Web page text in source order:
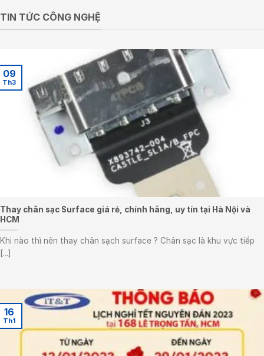
TIN TỨC CÔNG NGHỆ
Thay chân sạc Surface giá rẻ, chính hãng, uy tín tại Hà Nội và
HCM
Khi nào thì nên thay chân sạch surface ? Chân sạc là khu vực tiếp
[...]
09
Th3
16
Th1